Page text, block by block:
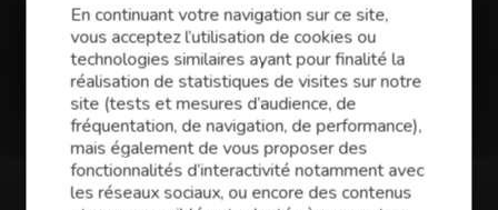
En savoir plus sur Finance
Conseil Biscarrosse
Vous avez des projets pour votre entreprise
dans les Landes ? Qu’il s’agisse d’une reprise,
d’une création ou du développement de votre
activité, Finance Conseil,expert en courtage
de prêts professionnels àBiscarrosse
En continuant votre navigation sur ce site,
vous acceptez l’utilisation de cookies ou
technologies similaires ayant pour finalité la
réalisation de statistiques de visites sur notre
site (tests et mesures d’audience, de
fréquentation, de navigation, de performance),
mais également de vous proposer des
fonctionnalités d’interactivité notamment avec
les réseaux sociaux, ou encore des contenus